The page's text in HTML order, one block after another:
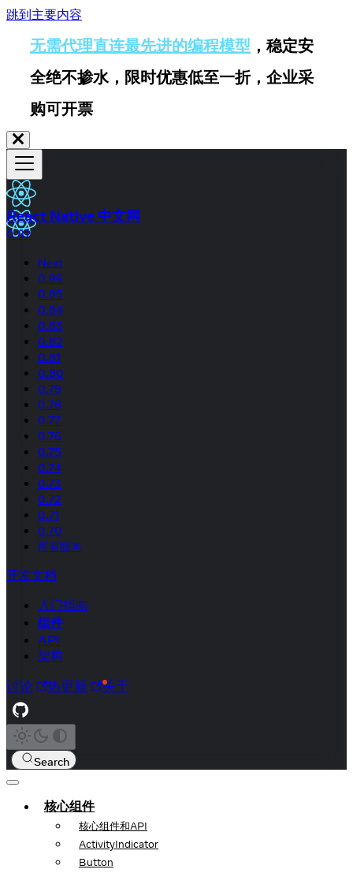
跳到主要内容
无需代理直连最先进的编程模型 ，稳定安
全绝不掺水，限时优惠低至一折，企业采
购可开票
React Native 中文网
0.82
Next
0.86
0.85
0.84
0.83
0.82
0.81
0.80
0.79
0.78
0.77
0.76
0.75
0.74
0.73
0.72
0.71
0.70
所有版本
开发文档
入门指南
组件
API
架构
讨论 热更新 关于
Search
核心组件
核心组件和API
ActivityIndicator
Button